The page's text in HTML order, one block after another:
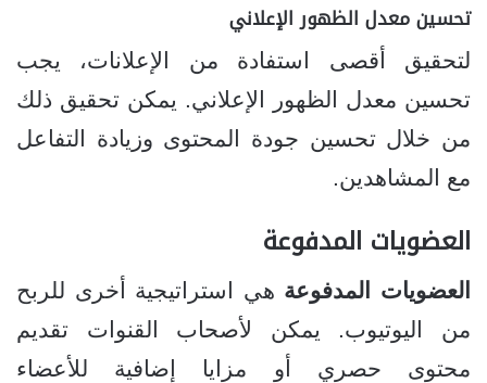
تحسين معدل الظهور الإعلاني
لتحقيق أقصى استفادة من الإعلانات، يجب
تحسين معدل الظهور الإعلاني. يمكن تحقيق ذلك
من خلال تحسين جودة المحتوى وزيادة التفاعل
مع المشاهدين.
العضويات المدفوعة
العضويات المدفوعة هي استراتيجية أخرى للربح
من اليوتيوب. يمكن لأصحاب القنوات تقديم
محتوى حصري أو مزايا إضافية للأعضاء